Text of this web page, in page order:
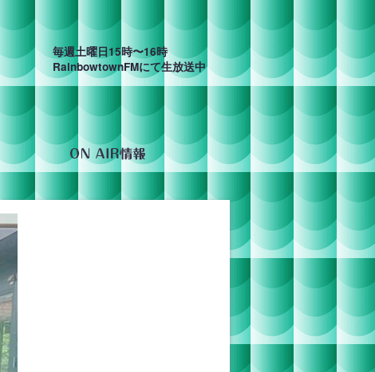
毎週土曜日15時〜16時
RainbowtownFMにて生放送中